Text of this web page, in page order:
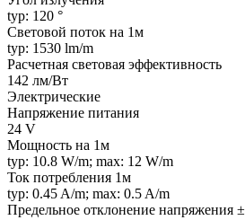
typ: 120 °
Световой поток на 1м
typ: 1530 lm/m
Расчетная световая эффективность
142 лм/Вт
Электрические
Напряжение питания
24 V
Мощность на 1м
typ: 10.8 W/m; max: 12 W/m
Ток потребления 1м
typ: 0.45 A/m; max: 0.5 A/m
Предельное отклонение напряжения ±